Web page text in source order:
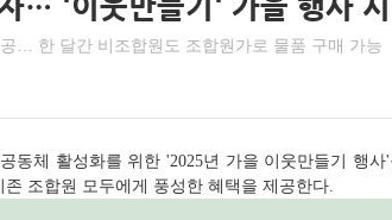
… 한 달간 비조합원도 조합원가로 물품 구매 가능
동체 활성화를 위한 '2025년 가을 이웃만들기 행
조합원 모두에게 풍성한 혜택을 제공한다.